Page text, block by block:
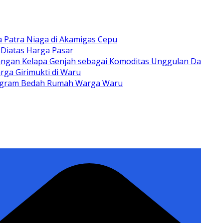
Niaga di Akamigas Cepu
Harga Pasar
Kelapa Genjah sebagai Komoditas Unggulan
Girimukti di Waru
Bedah Rumah Warga Waru